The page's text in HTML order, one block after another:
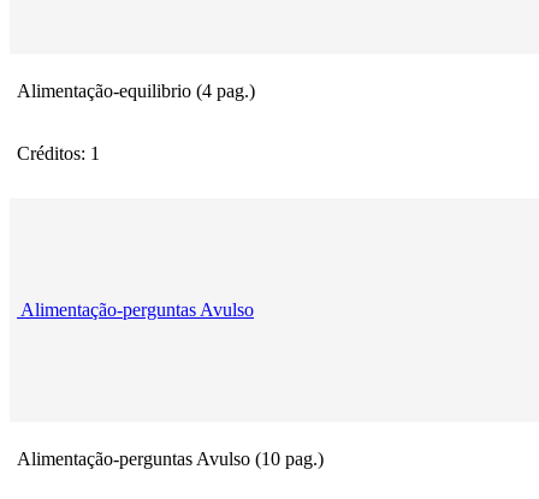
Alimentação-equilibrio (4 pag.)
Créditos: 1
Alimentação-perguntas Avulso
Alimentação-perguntas Avulso (10 pag.)